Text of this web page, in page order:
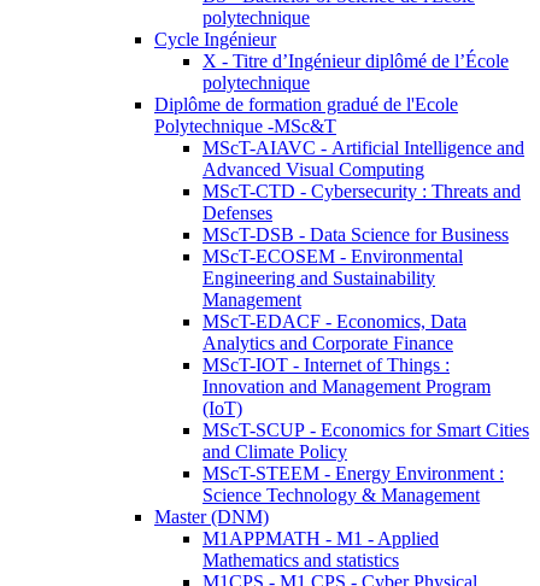
polytechnique
Cycle Ingénieur
X - Titre d’Ingénieur diplômé de l’École
polytechnique
Diplôme de formation gradué de l'Ecole
Polytechnique -MSc&T
MScT-AIAVC - Artificial Intelligence and
Advanced Visual Computing
MScT-CTD - Cybersecurity : Threats and
Defenses
MScT-DSB - Data Science for Business
MScT-ECOSEM - Environmental
Engineering and Sustainability
Management
MScT-EDACF - Economics, Data
Analytics and Corporate Finance
MScT-IOT - Internet of Things :
Innovation and Management Program
(IoT)
MScT-SCUP - Economics for Smart Cities
and Climate Policy
MScT-STEEM - Energy Environment :
Science Technology & Management
Master (DNM)
M1APPMATH - M1 - Applied
Mathematics and statistics
M1CPS - M1 CPS - Cyber Physical